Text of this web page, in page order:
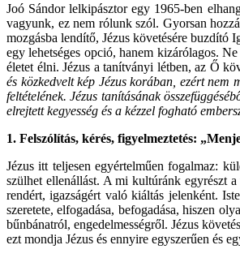
Joó Sándor lelkipásztor egy 1965-ben
vagyunk, ez nem rólunk szól. Gyorsan
mozgásba lendítő, Jézus követésére buzdító
egy lehetséges opció, hanem kizárólagos.
életet élni. Jézus a tanítványi létben, az Ő
és közkedvelt kép Jézus korában, ezért
feltételének. Jézus tanításának
elrejtett kegyesség és a kézzel fogható
1. Felszólítás, kérés, figyelmeztetés:
Jézus itt teljesen egyértelműen fogalmaz:
szülhet ellenállást. A mi kultúránk egyrészt
rendért, igazságért való kiáltás jelenként.
szeretete, elfogadása, befogadása, hiszen
bűnbánatról, engedelmességről. Jézus
ezt mondja Jézus és ennyire egyszerűen és